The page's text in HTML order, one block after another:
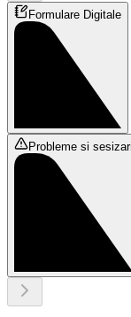
Formulare Digitale
Probleme si sesizari